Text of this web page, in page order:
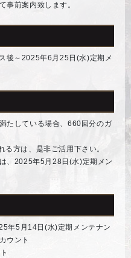
事前案内致します。
後～2025年6月25日(水)定期メ
たしている場合、660回分のガ
方は、是非ご活用下さい。
、2025年5月28日(水)定期メン
年5月14日(水)定期メンテナン
ウント